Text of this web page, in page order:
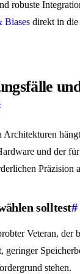
robuste
Biases direkt in
Architekturen
und der
Präzision
solltest#
Veteran, der
geringer
stehen.